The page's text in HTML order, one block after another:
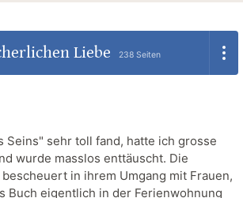
Liebe 238 Seiten
sehr toll fand, hatte ich grosse
wurde masslos enttäuscht. Die
in ihrem Umgang mit Frauen,
Buch eigentlich in der Ferienwohnung